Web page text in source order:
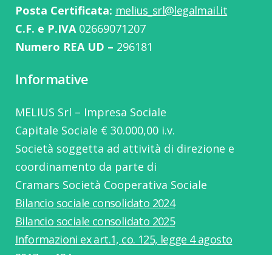
Posta Certificata: melius_srl@legalmail.it
C.F. e P.IVA02669071207
Numero REA UD – 296181
Informative
MELIUS Srl – Impresa Sociale
Capitale Sociale € 30.000,00 i.v.
Società soggetta ad attività di direzione e
coordinamento da parte di
Cramars Società Cooperativa Sociale
Bilancio sociale consolidato 2024
Bilancio sociale consolidato 2025
Informazioni ex art.1, co. 125, legge 4 agosto